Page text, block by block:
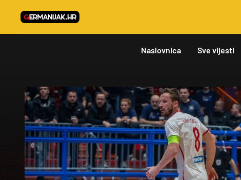
Naslovnica Sve vijesti